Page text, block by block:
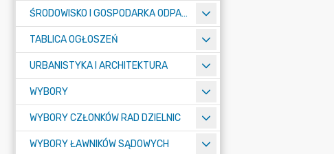
ŚRODOWISKO I GOSPODARKA ODPADAMI
TABLICA OGŁOSZEŃ
URBANISTYKA I ARCHITEKTURA
WYBORY
WYBORY CZŁONKÓW RAD DZIELNIC
WYBORY ŁAWNIKÓW SĄDOWYCH